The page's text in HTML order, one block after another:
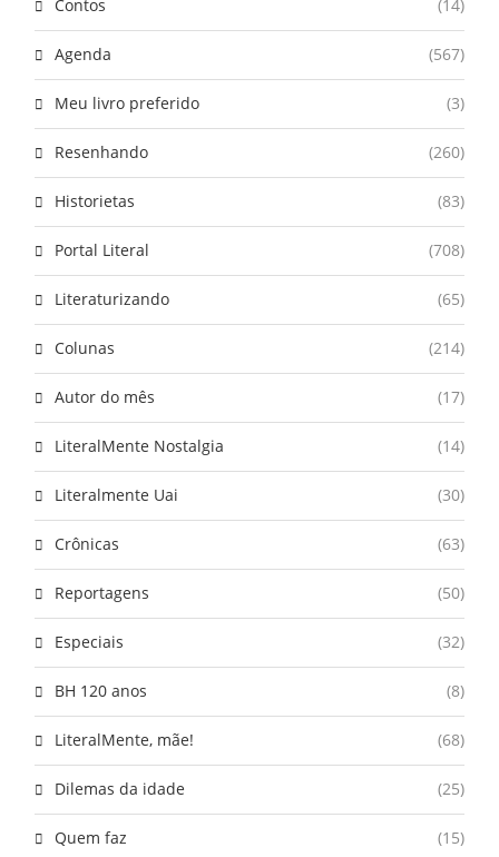
Contos (14)
Agenda (567)
Meu livro preferido (3)
Resenhando (260)
Historietas (83)
Portal Literal (708)
Literaturizando (65)
Colunas (214)
Autor do mês (17)
LiteralMente Nostalgia (14)
Literalmente Uai (30)
Crônicas (63)
Reportagens (50)
Especiais (32)
BH 120 anos (8)
LiteralMente, mãe! (68)
Dilemas da idade (25)
Quem faz (15)